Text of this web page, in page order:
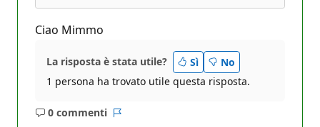
Ciao Mimmo
La risposta è stata utile? Sì
No
1 persona ha trovato utile questa risposta.
0 commenti
Nessun